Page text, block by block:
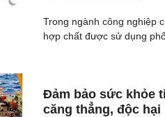
Trong ngành công nghiệp
hợp chất được sử dụng
Đảm bảo sức khỏe
căng thẳng, độc hại